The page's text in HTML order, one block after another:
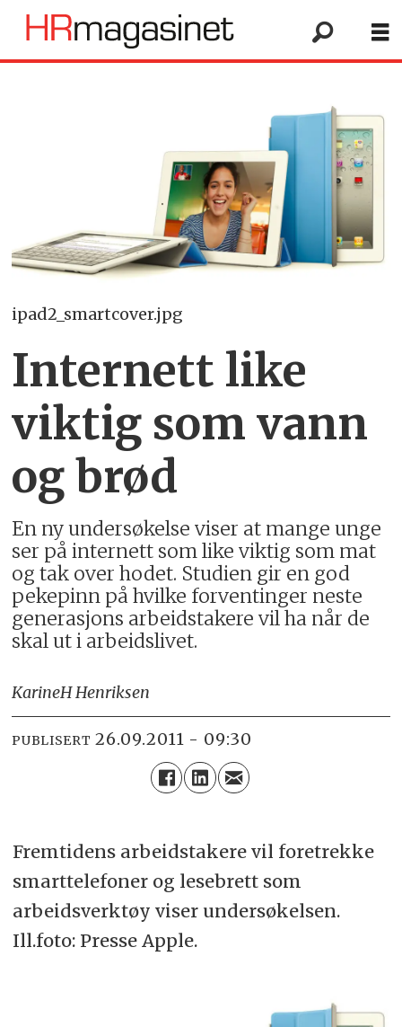
ipad2_smartcover.jpg
Internett like
viktig som vann
og brød
En ny undersøkelse viser at mange unge
ser på internett som like viktig som mat
og tak over hodet. Studien gir en god
pekepinn på hvilke forventinger neste
generasjons arbeidstakere vil ha når de
skal ut i arbeidslivet.
KarineH Henriksen
PUBLISERT 26.09.2011 - 09:30
Fremtidens arbeidstakere vil foretrekke
smarttelefoner og lesebrett som
arbeidsverktøy viser undersøkelsen.
Ill.foto: Presse Apple.